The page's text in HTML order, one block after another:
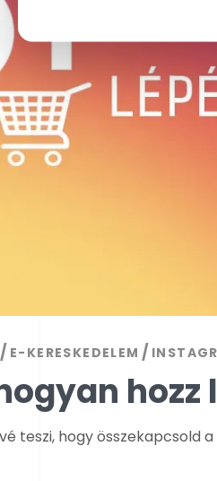
E-KERESKEDELEM
teszi, hogy összekapcsold